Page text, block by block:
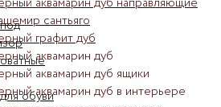
обуви